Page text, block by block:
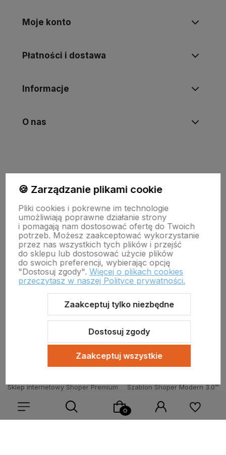
Moje konto
Płatności i dostawa
Informacje
O nas
Wojewódzki Inspektorat Weterynarii w Zielonej Górze
ul. Botaniczna 14 65-306 Zielona Góra
tel. 68 453 73 00 tel. 68 453 73 01
email:zielonagora.wiw@wet.zgora.pl
GŁÓWNY INSPEKTORAT WETERYNARII
Sklep internetowy Shoper Premium
Szablon Shoper Modern 3.0™
🍪 Zarządzanie plikami cookie
Pliki cookies i pokrewne im technologie
umożliwiają poprawne działanie strony
i pomagają nam dostosować ofertę do Twoich
potrzeb. Możesz zaakceptować wykorzystanie
przez nas wszystkich tych plików i przejść
do sklepu lub dostosować użycie plików
do swoich preferencji, wybierając opcję
"Dostosuj zgody". Więcej o plikach cookies
przeczytasz w naszej Polityce prywatności.
Zaakceptuj tylko niezbędne
Dostosuj zgody
Zaakceptuj wszystkie